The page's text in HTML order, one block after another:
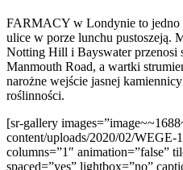
FARMACY w Londynie to jedno
ulice w porze lunchu pustoszeją.
Notting Hill i Bayswater przenosi
Manmouth Road, a wartki
narożne wejście jasnej
roślinności.
[sr-gallery
content/uploads/2020/02/WEGE-
columns=”1″ animation=”false”
spaced=”yes” lightbox=”no”